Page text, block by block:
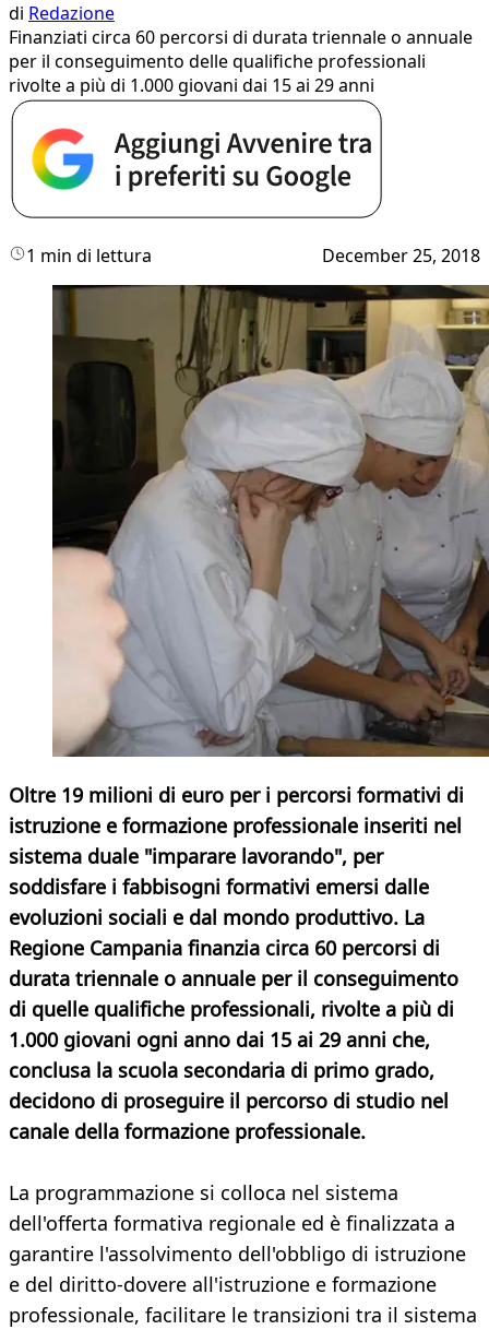
di Redazione
Finanziati circa 60 percorsi di durata triennale o annuale
per il conseguimento delle qualifiche professionali
rivolte a più di 1.000 giovani dai 15 ai 29 anni
1 min di lettura December 25, 2018
Oltre 19 milioni di euro per i percorsi formativi di
istruzione e formazione professionale inseriti nel
sistema duale "imparare lavorando", per
soddisfare i fabbisogni formativi emersi dalle
evoluzioni sociali e dal mondo produttivo. La
Regione Campania finanzia circa 60 percorsi di
durata triennale o annuale per il conseguimento
di quelle qualifiche professionali, rivolte a più di
1.000 giovani ogni anno dai 15 ai 29 anni che,
conclusa la scuola secondaria di primo grado,
decidono di proseguire il percorso di studio nel
canale della formazione professionale.
La programmazione si colloca nel sistema
dell'offerta formativa regionale ed è finalizzata a
garantire l'assolvimento dell'obbligo di istruzione
e del diritto-dovere all'istruzione e formazione
professionale, facilitare le transizioni tra il sistema